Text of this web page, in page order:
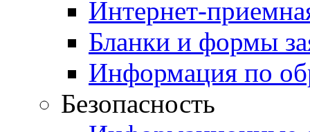
Интернет-
Бланки и формы
Информация по
Безопасность